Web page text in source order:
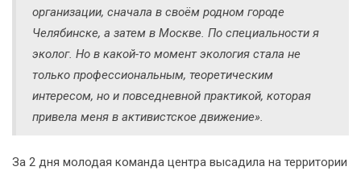
организации, сначала в своём родном городе
Челябинске, а затем в Москве. По специальности я
эколог. Но в какой-то момент экология стала не
только профессиональным, теоретическим
интересом, но и повседневной практикой, которая
привела меня в активистское движение».
За 2 дня молодая команда центра высадила на территории